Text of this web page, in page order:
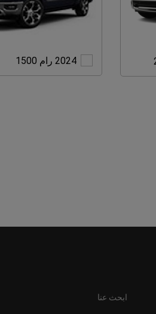
محدودة
2024 رام 1500
2024
رام
ابحث عنا